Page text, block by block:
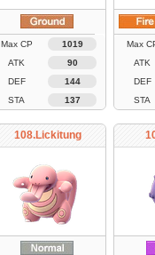
Max CP
1019
ATK
90
DEF
144
STA
137
Max
ATK
DEF
STA
108.Lickitung